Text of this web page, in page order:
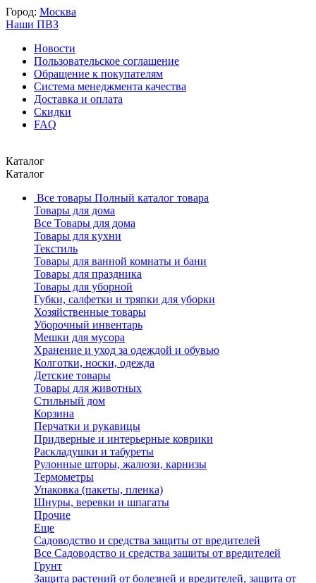
Город: Москва
Наши ПВЗ
Новости
Пользовательское соглашение
Обращение к покупателям
Система менеджмента качества
Доставка и оплата
Скидки
FAQ
Каталог
Каталог
Все товары Полный каталог товара
Товары для дома
Все Товары для дома
Товары для кухни
Текстиль
Товары для ванной комнаты и бани
Товары для праздника
Товары для уборной
Губки, салфетки и тряпки для уборки
Хозяйственные товары
Уборочный инвентарь
Мешки для мусора
Хранение и уход за одеждой и обувью
Колготки, носки, одежда
Детские товары
Товары для животных
Стильный дом
Корзина
Перчатки и рукавицы
Придверные и интерьерные коврики
Раскладушки и табуреты
Рулонные шторы, жалюзи, карнизы
Термометры
Упаковка (пакеты, пленка)
Шнуры, веревки и шпагаты
Прочие
Еще
Садоводство и средства защиты от вредителей
Все Садоводство и средства защиты от вредителей
Грунт
Защита растений от болезней и вредителей, защита от